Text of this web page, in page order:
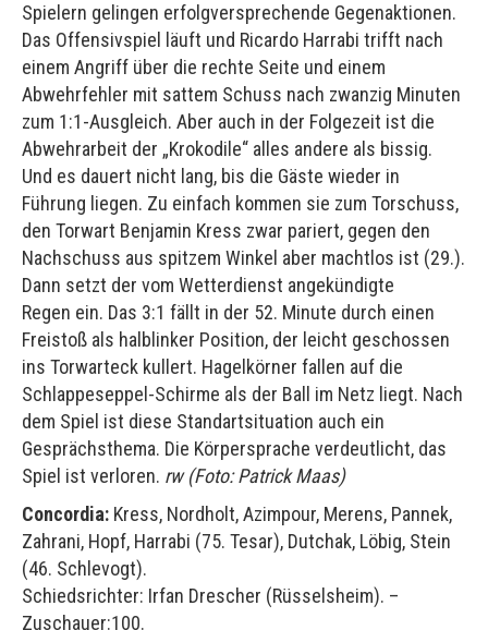
Spielern gelingen erfolgversprechende Gegenaktionen.
Das Offensivspiel läuft und Ricardo Harrabi trifft nach
einem Angriff über die rechte Seite und einem
Abwehrfehler mit sattem Schuss nach zwanzig Minuten
zum 1:1-Ausgleich. Aber auch in der Folgezeit ist die
Abwehrarbeit der „Krokodile“ alles andere als bissig.
Und es dauert nicht lang, bis die Gäste wieder in
Führung liegen. Zu einfach kommen sie zum Torschuss,
den Torwart Benjamin Kress zwar pariert, gegen den
Nachschuss aus spitzem Winkel aber machtlos ist (29.).
Dann setzt der vom Wetterdienst angekündigte
Regen ein. Das 3:1 fällt in der 52. Minute durch einen
Freistoß als halblinker Position, der leicht geschossen
ins Torwarteck kullert. Hagelkörner fallen auf die
Schlappeseppel-Schirme als der Ball im Netz liegt. Nach
dem Spiel ist diese Standartsituation auch ein
Gesprächsthema. Die Körpersprache verdeutlicht, das
Spiel ist verloren. rw(Foto: Patrick Maas)
Concordia: Kress, Nordholt, Azimpour, Merens, Pannek,
Zahrani, Hopf, Harrabi (75. Tesar), Dutchak, Löbig, Stein
(46. Schlevogt).
Schiedsrichter: Irfan Drescher (Rüsselsheim). –
Zuschauer:100.